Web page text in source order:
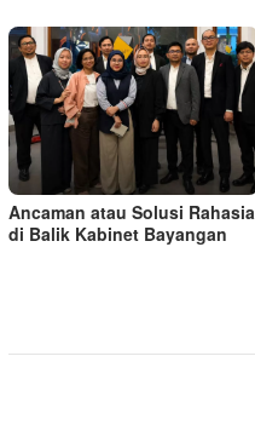
Ancaman atau Solusi Rahasia
di Balik Kabinet Bayangan